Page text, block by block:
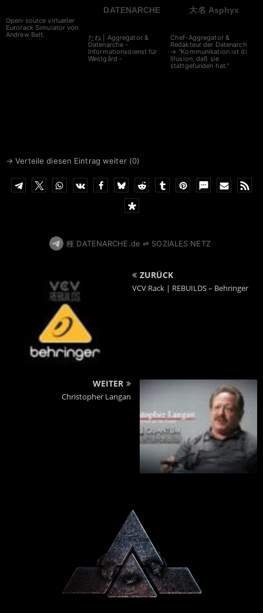
Open-source virtueller
Eurorack Simulator von
Andrew Belt.
DATENARCHE
たね | Aggregator &
Datenarche -
Informationsdienst für
Westgård -
大名 Asphyx
Chef-Aggregator &
Redakteur der Datenarche
→ "Kommunikation ist die
Illusion, daß sie
stattgefunden hat."
→ Verteile diesen Eintrag weiter (0)
種 DATENARCHE.de ⇌ SOZIALES NETZ
ZURÜCK
VCV Rack | REBUILDS – Behringer
WEITER
Christopher Langan
Powered By :